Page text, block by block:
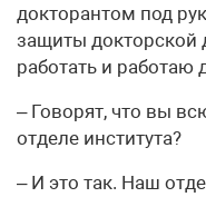
докторантом под
защиты докторской
работать и работаю
– Говорят, что вы
отделе института?
– И это так. Наш